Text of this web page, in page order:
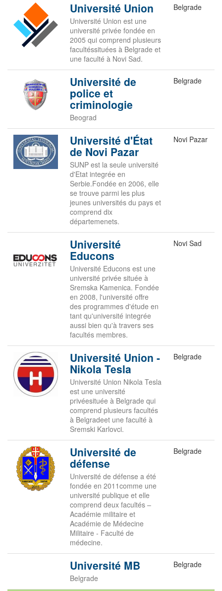
Université Union
Université Union est une
université privée fondée en
2005 qui comprend plusieurs
facultéssituées à Belgrade et
une faculté à Novi Sad.
Belgrade
Université de
police et
criminologie
Beograd
Belgrade
Université d'État
de Novi Pazar
SUNP est la seule université
d'Etat integrée en
Serbie.Fondée en 2006, elle
se trouve parmi les plus
jeunes universités du pays et
comprend dix
départemenets.
Novi Pazar
Université
Educons
Université Educons est une
université privée située à
Sremska Kamenica. Fondée
en 2008, l'université offre
des programmes d'étude en
tant qu'université integrée
aussi bien qu'à travers ses
facultés membres.
Novi Sad
Université Union -
Nikola Tesla
Université Union Nikola Tesla
est une université
privéesituée à Belgrade qui
comprend plusieurs facultés
à Belgradeet une faculté à
Sremski Karlovci.
Belgrade
Université de
défense
Université de défense a été
fondée en 2011comme une
université publique et elle
comprend deux facultés –
Académie militaire et
Académie de Médecine
Militaire - Faculté de
médecine.
Belgrade
Université MB
Belgrade
Belgrade